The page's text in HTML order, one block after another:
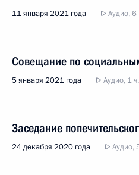
11 января 2021 года Аудио,
Совещание по
5 января 2021 года Аудио, 1 ч.
Заседание
24 декабря 2020 года Аудио,